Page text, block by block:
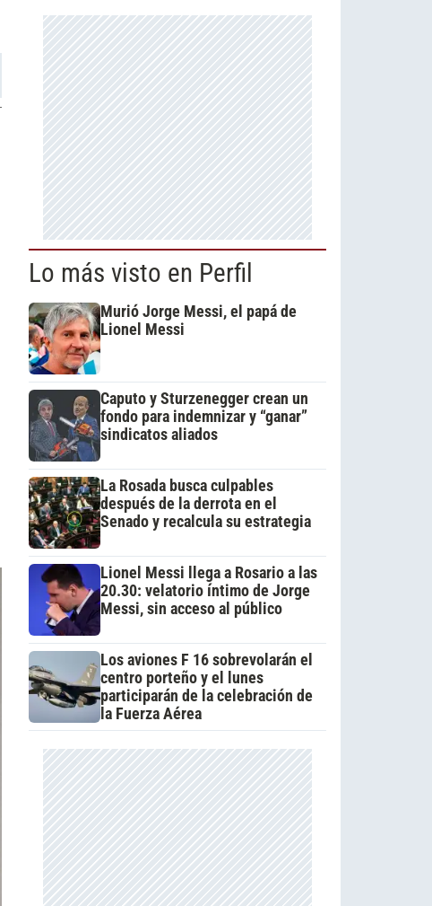
Lo más visto en Perfil
Murió Jorge Messi, el papá de
Lionel Messi
Caputo y Sturzenegger crean un
fondo para indemnizar y “ganar”
sindicatos aliados
La Rosada busca culpables
después de la derrota en el
Senado y recalcula su estrategia
Lionel Messi llega a Rosario a las
20.30: velatorio íntimo de Jorge
Messi, sin acceso al público
Los aviones F 16 sobrevolarán el
centro porteño y el lunes
participarán de la celebración de
la Fuerza Aérea